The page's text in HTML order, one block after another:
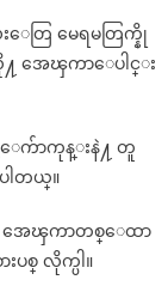
တြ မေရမတြက္နို
အေၾကာေပါင္း
ေက်ာကုန္းနဲ႔ တူ
ါတယ္။
အေၾကာတစ္ေထာ
ပစ္ လိုက္ပါ။